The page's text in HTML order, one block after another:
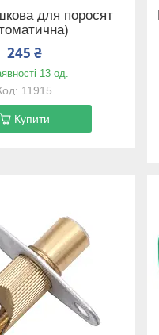
для поросят
245 ₴
13 од.
11915
Купити